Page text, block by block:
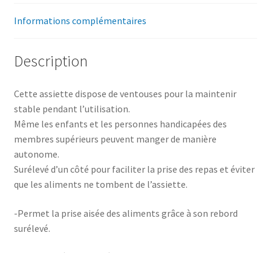
Informations complémentaires
Description
Cette assiette dispose de ventouses pour la maintenir
stable pendant l’utilisation.
Même les enfants et les personnes handicapées des
membres supérieurs peuvent manger de manière
autonome.
Surélevé d’un côté pour faciliter la prise des repas et éviter
que les aliments ne tombent de l’assiette.
-Permet la prise aisée des aliments grâce à son rebord
surélevé.